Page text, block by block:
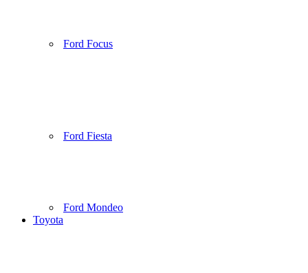
Ford Focus
Ford Fiesta
Ford Mondeo
Toyota